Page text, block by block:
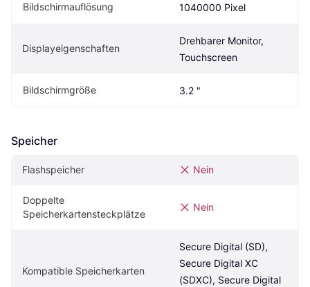
Bildschirmauflösung 1040000 Pixel
Displayeigenschaften
Drehbarer Monitor,
Touchscreen
Bildschirmgröße 3.2 "
Speicher
Flashspeicher Nein
Doppelte
Speicherkartensteckplätze
Nein
Kompatible Speicherkarten
Secure Digital (SD),
Secure Digital XC
(SDXC), Secure Digital